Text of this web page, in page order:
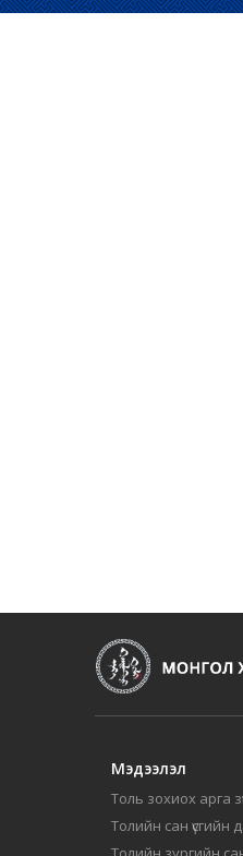
Мэдээлэл
Толь зохиох арга
Толийн сан үсгийн